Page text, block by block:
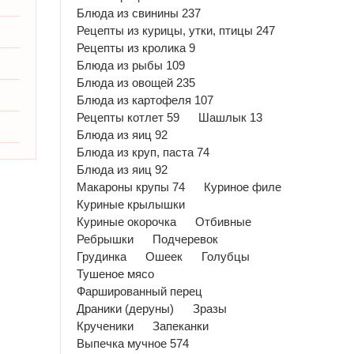
Блюда из свинины 237
Рецепты из курицы, утки, птицы 247
Рецепты из кролика 9
Блюда из рыбы 109
Блюда из овощей 235
Блюда из картофеля 107
Рецепты котлет 59
Шашлык 13
Блюда из яиц 92
Блюда из круп, паста 74
Блюда из яиц 92
Макароны крупы 74
Куриное филе
Куриные крылышки
Куриные окорочка
Отбивные
Ребрышки
Подчеревок
Грудинка
Ошеек
Голубцы
Тушеное мясо
Фаршированный перец
Драники (деруны)
Зразы
Крученики
Запеканки
Выпечка мучное 574